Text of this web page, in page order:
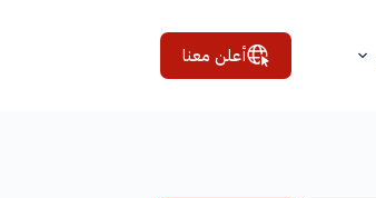
أعلن معنا